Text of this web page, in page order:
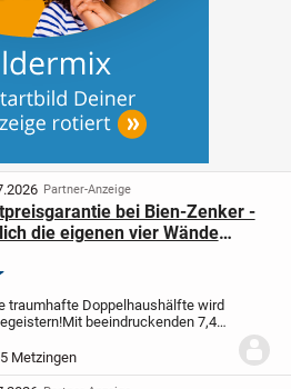
Partner-Anzeige
bei Bien-Zenker -
die eigenen vier Wände
traumhafte Doppelhaushälfte wird
Mit beeindruckenden 7,4
eines Einfamilienhauses -
zu den attraktiven Kosten einer...
Metzingen